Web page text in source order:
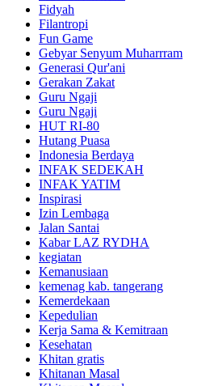
Fidyah
Filantropi
Fun Game
Gebyar Senyum Muharrram
Generasi Qur'ani
Gerakan Zakat
Guru Ngaji
Guru Ngaji
HUT RI-80
Hutang Puasa
Indonesia Berdaya
INFAK SEDEKAH
INFAK YATIM
Inspirasi
Izin Lembaga
Jalan Santai
Kabar LAZ RYDHA
kegiatan
Kemanusiaan
kemenag kab. tangerang
Kemerdekaan
Kepedulian
Kerja Sama & Kemitraan
Kesehatan
Khitan gratis
Khitanan Masal